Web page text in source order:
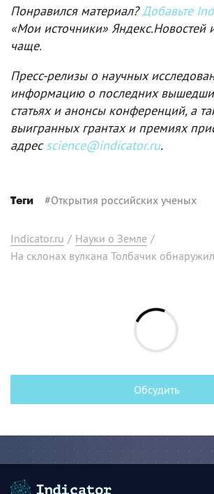
Понравился материал?Добавьте
«Мои источники» Яндекс.Новостей
чаще.
Пресс-релизы о научных
информацию о последних
статьях и анонсы конференций, а
выигранных грантах и премиях
адресscience@indicator.ru.
Теги #Открытия российских ученых
Indicator.ru / Науки о Земле /
На склонах вулкана Толбачик
Обсудить